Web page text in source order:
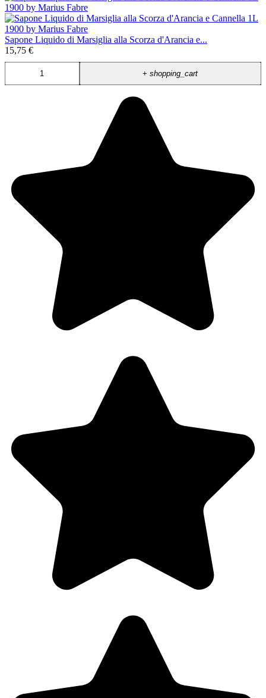
Sapone Liquido di Marsiglia alla Scorza d'Arancia e...
15,75 €
+shopping_cart